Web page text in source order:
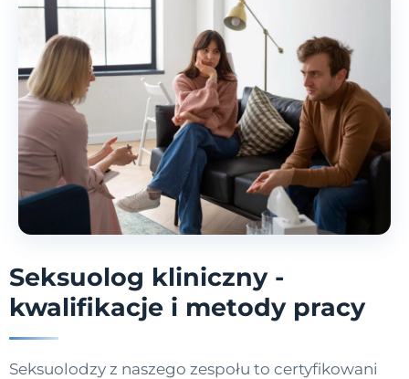
Seksuolog kliniczny -
kwalifikacje i metody pracy
Seksuolodzy z naszego zespołu to certyfikowani